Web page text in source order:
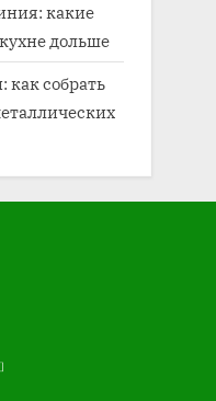
какие
дольше
как собрать